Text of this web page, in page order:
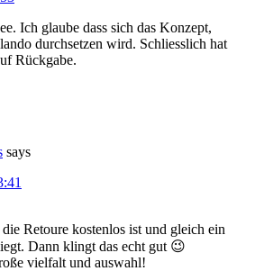
Ich glaube dass sich das Konzept,
durchsetzen wird. Schliesslich hat
Rückgabe.
says
Retoure kostenlos ist und gleich ein
Dann klingt das echt gut 😉
vielfalt und auswahl!